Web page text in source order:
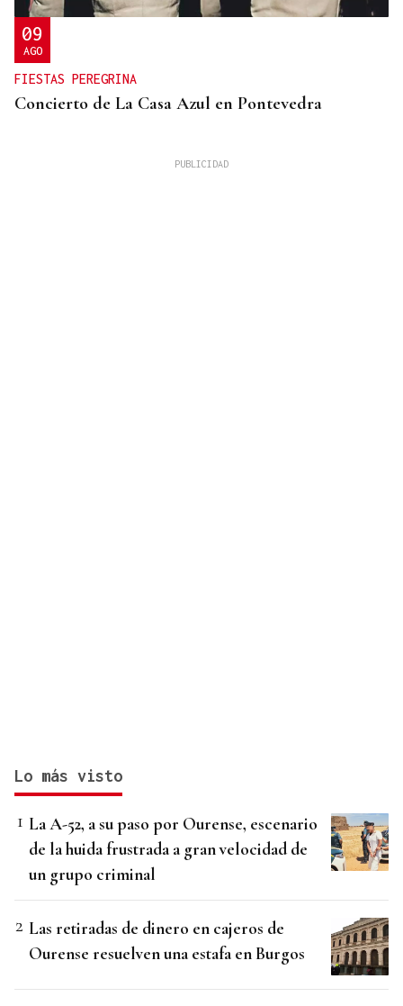
09
AGO
FIESTAS PEREGRINA
Concierto de La Casa Azul en Pontevedra
Lo más visto
La A-52, a su paso por Ourense, escenario
de la huida frustrada a gran velocidad de
un grupo criminal
Las retiradas de dinero en cajeros de
Ourense resuelven una estafa en Burgos